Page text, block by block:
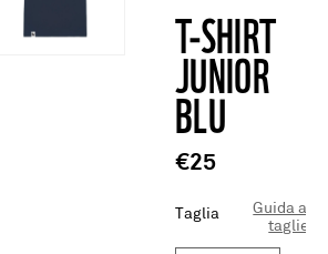
T-SHIRT
JUNIOR
BLU
€25
Taglia
Guida alle
taglie